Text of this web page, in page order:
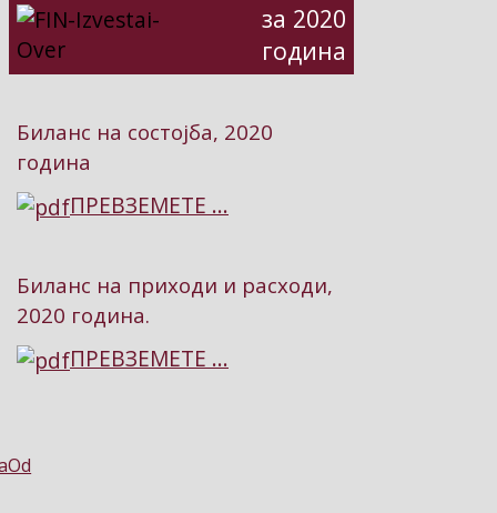
за 2020
година
Биланс на состојба, 2020
година
ПРЕВЗЕМЕТЕ ...
Биланс на приходи и расходи,
2020 година.
ПРЕВЗЕМЕТЕ ...